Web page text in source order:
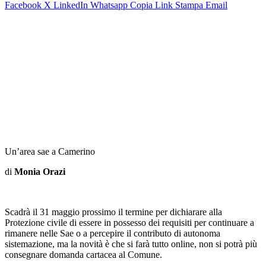
Facebook X LinkedIn Whatsapp Copia Link Stampa Email
Un’area sae a Camerino
di Monia Orazi
Scadrà il 31 maggio prossimo il termine per dichiarare alla
Protezione civile di essere in possesso dei requisiti per continuare a
rimanere nelle Sae o a percepire il contributo di autonoma
sistemazione, ma la novità è che si farà tutto online, non si potrà più
consegnare domanda cartacea al Comune.